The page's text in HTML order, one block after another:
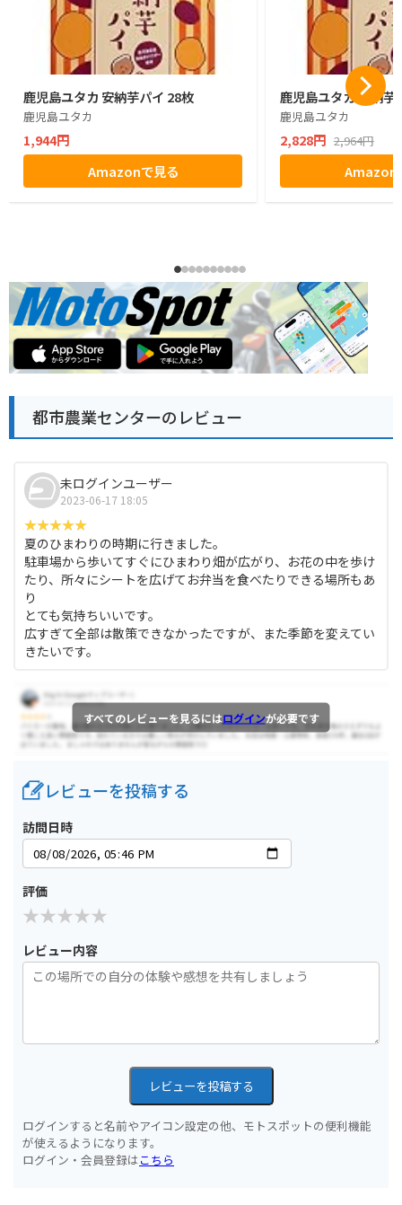
鹿児島ユタカ 安納芋パイ 28枚
鹿児島ユタカ
1,944円
Amazonで見る
鹿児島ユタカ 安納
鹿児島ユタカ
2,828円 2,964円
Amazon
都市農業センターのレビュー
未ログインユーザー
2023-06-17 18:05
夏のひまわりの時期に行きました。
駐車場から歩いてすぐにひまわり畑が広がり、お花の中を歩け
たり、所々にシートを広げてお弁当を食べたりできる場所もあ
り
とても気持ちいいです。
広すぎて全部は散策できなかったですが、また季節を変えてい
きたいです。
すべてのレビューを見るにはログインが必要です
レビューを投稿する
訪問日時
評価
レビュー内容
レビューを投稿する
ログインすると名前やアイコン設定の他、モトスポットの便利機能
が使えるようになります。
ログイン・会員登録はこちら